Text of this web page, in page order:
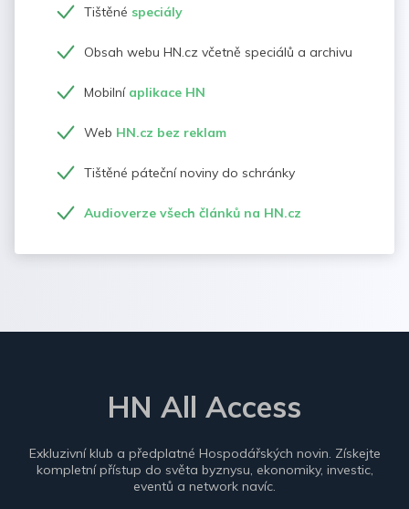
Tištěné speciály
Obsah webu HN.cz včetně speciálů a archivu
Mobilní aplikace HN
Web HN.cz bez reklam
Tištěné páteční noviny do schránky
Audioverze všech článků na HN.cz
HN All Access
Exkluzivní klub a předplatné Hospodářských novin. Získejte
kompletní přístup do světa byznysu, ekonomiky, investic,
eventů a network navíc.